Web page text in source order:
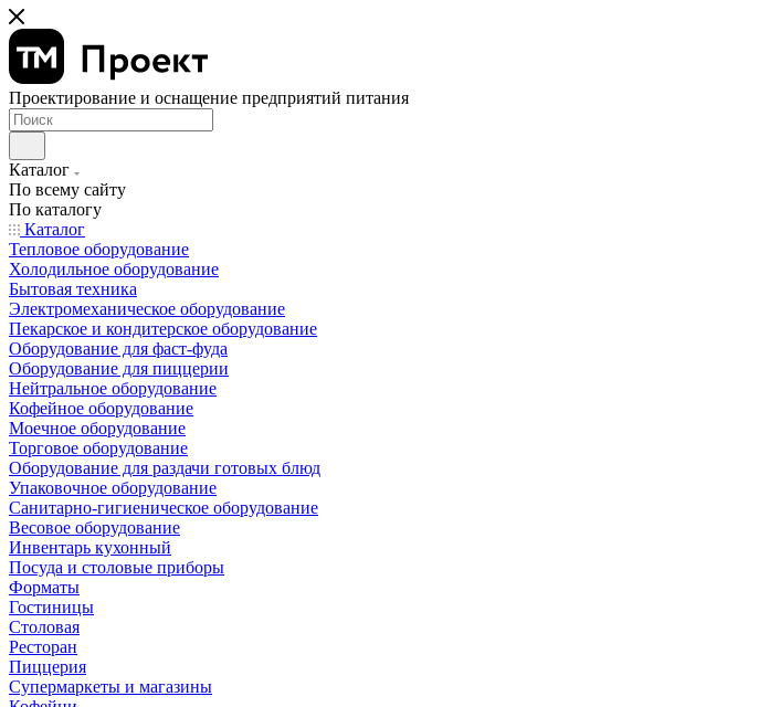
Проектирование и оснащение предприятий питания
Каталог
По всему сайту
По каталогу
Каталог
Тепловое оборудование
Холодильное оборудование
Бытовая техника
Электромеханическое оборудование
Пекарское и кондитерское оборудование
Оборудование для фаст-фуда
Оборудование для пиццерии
Нейтральное оборудование
Кофейное оборудование
Моечное оборудование
Торговое оборудование
Оборудование для раздачи готовых блюд
Упаковочное оборудование
Санитарно-гигиеническое оборудование
Весовое оборудование
Инвентарь кухонный
Посуда и столовые приборы
Форматы
Гостиницы
Столовая
Ресторан
Пиццерия
Супермаркеты и магазины